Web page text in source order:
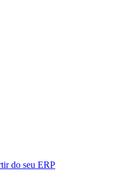
do seu ERP